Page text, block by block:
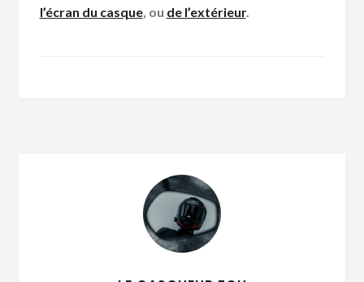
l’écran du casque, ou de l’extérieur.